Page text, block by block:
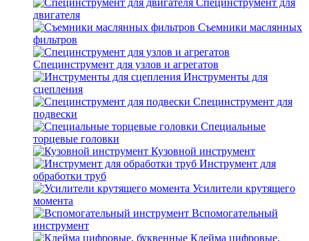
Специнструмент для
двигателя
Съемники маслянных
фильтров
Специнструмент для узлов и агрегатов
Инструменты для
сцепления
Специнструмент для
подвески
Специальные
торцевые головки
Кузовной инструмент
Инструмент для
обработки труб
Усилители крутящего
момента
Вспомогательный
инструмент
Клейма цифровые,